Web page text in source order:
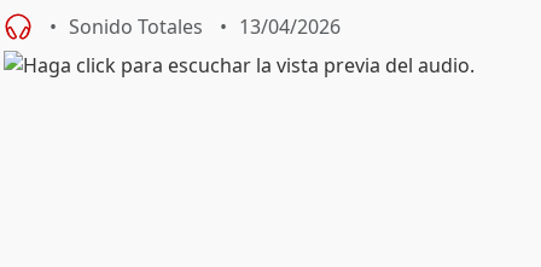
Sonido Totales 13/04/2026